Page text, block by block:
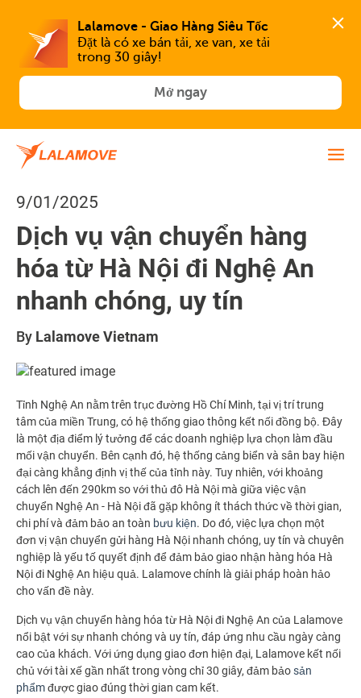
Lalamove - Giao Hàng Siêu Tốc
Đặt là có xe bán tải, xe van, xe tải
trong 30 giây!
Mở ngay
9/01/2025
Dịch vụ vận chuyển hàng
hóa từ Hà Nội đi Nghệ An
nhanh chóng, uy tín
By Lalamove Vietnam
Tỉnh Nghệ An nằm trên trục đường Hồ Chí Minh, tại vị trí trung
tâm của miền Trung, có hệ thống giao thông kết nối đồng bộ. Đây
là một địa điểm lý tưởng để các doanh nghiệp lựa chọn làm đầu
mối vận chuyển. Bên cạnh đó, hệ thống cảng biển và sân bay hiện
đại càng khẳng định vị thế của tỉnh này. Tuy nhiên, với khoảng
cách lên đến 290km so với thủ đô Hà Nội mà giữa việc vận
chuyển Nghệ An - Hà Nội đã gặp không ít thách thức về thời gian,
chi phí và đảm bảo an toàn bưu kiện. Do đó, việc lựa chọn một
đơn vị vận chuyển gửi hàng Hà Nội nhanh chóng, uy tín và chuyên
nghiệp là yếu tố quyết định để đảm bảo giao nhận hàng hóa Hà
Nội đi Nghệ An hiệu quả. Lalamove chính là giải pháp hoàn hảo
cho vấn đề này.
Dịch vụ vận chuyển hàng hóa từ Hà Nội đi Nghệ An của Lalamove
nổi bật với sự nhanh chóng và uy tín, đáp ứng nhu cầu ngày càng
cao của khách. Với ứng dụng giao đơn hiện đại, Lalamove kết nối
chủ với tài xế gần nhất trong vòng chỉ 30 giây, đảm bảosản
phẩmđược giao đúng thời gian cam kết.